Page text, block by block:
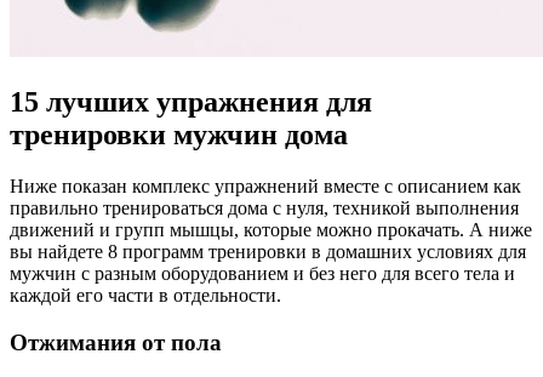
15 лучших упражнения для
тренировки мужчин дома
Ниже показан комплекс упражнений вместе с описанием как
правильно тренироваться дома с нуля, техникой выполнения
движений и групп мышцы, которые можно прокачать. А ниже
вы найдете 8 программ тренировки в домашних условиях для
мужчин с разным оборудованием и без него для всего тела и
каждой его части в отдельности.
Отжимания от пола